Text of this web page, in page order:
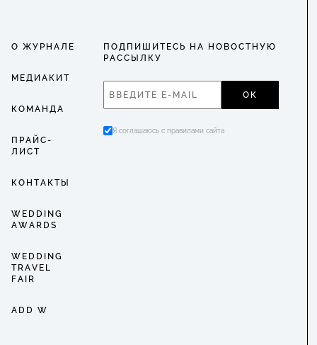
О ЖУРНАЛЕ
МЕДИАКИТ
КОМАНДА
ПРАЙС-
ЛИСТ
КОНТАКТЫ
WEDDING
AWARDS
WEDDING
TRAVEL
FAIR
ADD W
ПОДПИШИТЕСЬ НА НОВОСТНУЮ
РАССЫЛКУ
ОК
Я соглашаюсь с правилами сайта